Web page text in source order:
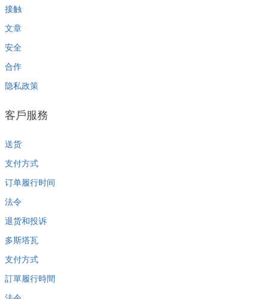
接触
文章
安全
合作
隐私政策
客戶服務
送货
支付方式
订单履行时间
法令
退货和投诉
多斯塔瓦
支付方式
訂單履行時間